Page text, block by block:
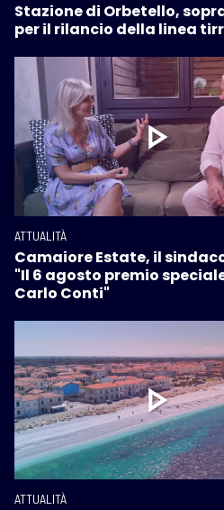
Stazione di Orbetello,
per il rilancio della linea
ATTUALITÀ
Camaiore Estate, il
"Il 6 agosto premio
Carlo Conti"
ATTUALITÀ